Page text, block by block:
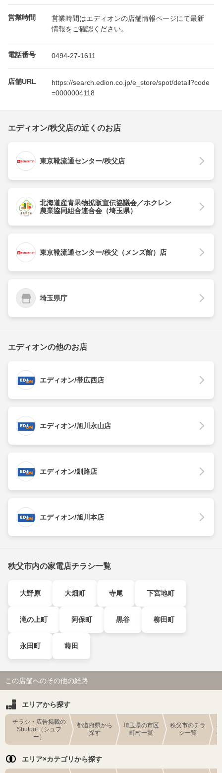
営業時間
営業時間はエディオンの店舗情報ページにて最新
情報をご確認ください。
電話番号 0494-27-1611
店舗URL
https://search.edion.co.jp/e_store/spot/detail?code
=0000004118
エディオン/秩父店の近くのお店
東京靴流通センター/秩父店
北海道産青果物拡販宣伝協議会／ホクレン
農業協同組合連合会（埼玉県）
東京靴流通センター/秩父（メンズ館）店
埼玉県庁
エディオンの他のお店
エディオン/帯広西店
エディオン/旭川永山店
エディオン/釧路店
エディオン/旭川本店
秩父市内の家電店チラシ一覧
大野原 大畑町 寺尾 下宮地町
滝の上町 阿保町 黒谷 柳田町
永田町 蒔田
この店舗へのその他の経路
エリアから探す
チラシ・広告掲載の
Shufoo!（シュフ
ー）
都道府県から
探す
埼玉県の市区
町村一覧
秩父市のチラ
シ一覧
エリア×カテゴリから探す